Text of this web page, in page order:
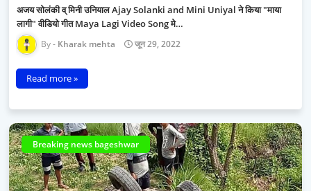
अजय सोलंकी व् मिनी उनियाल Ajay Solanki and Mini Uniyal ने किया "माया
लागी" वीडियो गीत Maya Lagi Video Song मे…
Kharak mehta जून 29, 2022
Read more »
Breaking news bageshwar